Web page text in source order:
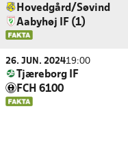
Hovedgård/Søvind
Aabyhøj IF (1)
26. JUN. 202419:00
Tjæreborg IF
FCH 6100